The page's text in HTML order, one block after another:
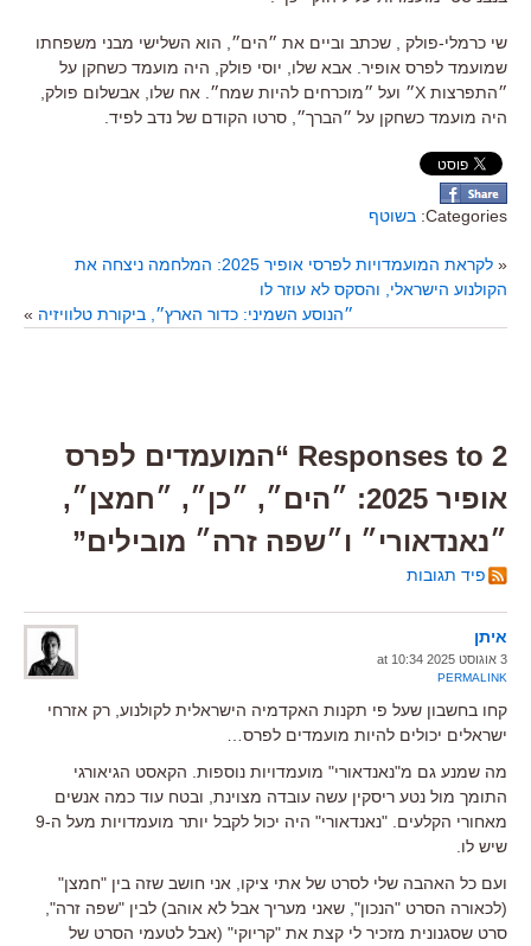
שי כרמלי-פולק , שכתב וביים את ״הים״, הוא השלישי מבני משפחתו
שמועמד לפרס אופיר. אבא שלו, יוסי פולק, היה מועמד כשחקן על
״התפרצות X״ ועל ״מוכרחים להיות שמח״. אח שלו, אבשלום פולק,
היה מועמד כשחקן על ״הברך״, סרטו הקודם של נדב לפיד.
Categories: בשוטף
«
לקראת המועמדויות לפרסי אופיר 2025: המלחמה ניצחה את
הקולנוע הישראלי, והסקס לא עוזר לו
״הנוסע השמיני: כדור הארץ״, ביקורת טלוויזיה »
2 Responses to “המועמדים לפרס
אופיר 2025: ״הים״, ״כן״, ״חמצן״,
״נאנדאורי״ ו״שפה זרה״ מובילים”
פיד תגובות
איתן
3 אוגוסט 2025 at 10:34
PERMALINK
קחו בחשבון שעל פי תקנות האקדמיה הישראלית לקולנוע, רק אזרחי
ישראלים יכולים להיות מועמדים לפרס…
מה שמנע גם מ"נאנדאורי" מועמדויות נוספות. הקאסט הגיאורגי
התומך מול נטע ריסקין עשה עובדה מצוינת, ובטח עוד כמה אנשים
מאחורי הקלעים. "נאנדאורי" היה יכול לקבל יותר מועמדויות מעל ה-9
שיש לו.
ועם כל האהבה שלי לסרט של אתי ציקו, אני חושב שזה בין "חמצן"
(לכאורה הסרט "הנכון", שאני מעריך אבל לא אוהב) לבין "שפה זרה",
סרט שסגנונית מזכיר לי קצת את "קריוקי" (אבל לטעמי הסרט של